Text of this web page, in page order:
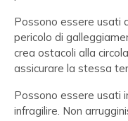
Possono essere usati
pericolo di
crea ostacoli alla
assicurare la stessa
Possono essere usati
infragilire. Non